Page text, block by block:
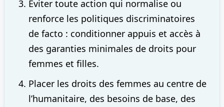
Éviter toute action qui normalise ou
renforce les politiques discriminatoires
de facto : conditionner appuis et accès à
des garanties minimales de droits pour
femmes et filles.
Placer les droits des femmes au centre de
l’humanitaire, des besoins de base, des